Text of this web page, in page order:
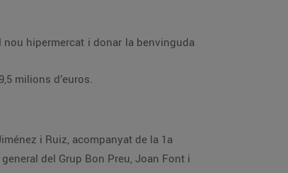
una inversió de 9,5 milions d’euros.